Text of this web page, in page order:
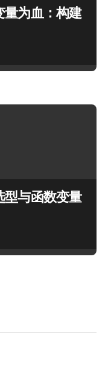
量为血：构建
型与函数变量